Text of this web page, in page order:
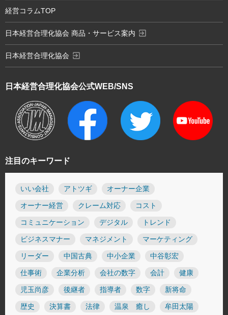
注目のキーワード
いい会社 アトツギ オーナー企業
オーナー経営 クレーム対応 コスト
コミュニケーション デジタル トレンド
ビジネスマナー マネジメント マーケティング
リーダー 中国古典 中小企業 中谷彰宏
仕事術 企業分析 会社の数字 会計 健康
児玉尚彦 後継者 指導者 数字 新将命
歴史 決算書 法律 温泉 癒し 牟田太陽
日本経営合理化協会公式WEB/SNS
経営コラムTOP
日本経営合理化協会 商品・サービス案内 exit_to_app
日本経営合理化協会 exit_to_app